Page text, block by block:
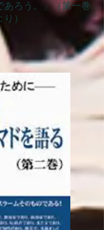
あろう。」（第一巻
）